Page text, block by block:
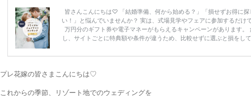
皆さんこんにちは♡ 「結婚準備、何から始める？」「損せずお得に探
い！」と悩んでいませんか？ 実は、式場見学やフェアに参加するだけ
万円分のギフト券や電子マネーがもらえるキャンペーンがあります。
し、サイトごとに特典額や条件が違うため、比較せずに選ぶと損をし
ンペーン特典ランキングを公開！ 比較サイト：プラコレ、ゼクシィ、
得？」「プラコレの特典は？」といった疑問も解決します。 まずは診断
プレ花嫁の皆さまこんにちは♡
これからの季節、リゾート地でのウェディングを